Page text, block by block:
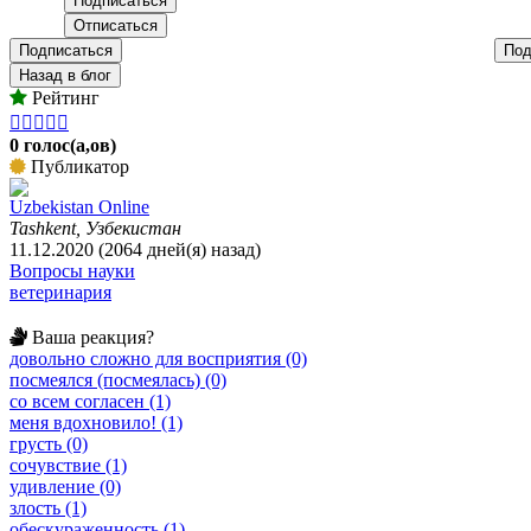
Подписаться
Назад в блог
Рейтинг
    
0 голос(а,ов)
Публикатор
Uzbekistan Online
Tashkent, Узбекистан
11.12.2020 (2064 дней(я) назад)
Вопросы науки
ветеринария
Ваша реакция?
довольно сложно для восприятия (0)
посмеялся (посмеялась) (0)
со всем согласен (1)
меня вдохновило! (1)
грусть (0)
сочувствие (1)
удивление (0)
злость (1)